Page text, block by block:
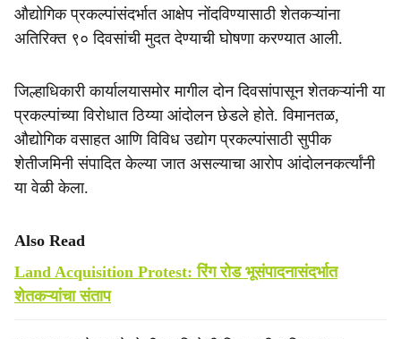
औद्योगिक प्रकल्पांसंदर्भात आक्षेप नोंदविण्यासाठी शेतकऱ्यांना
अतिरिक्त ९० दिवसांची मुदत देण्याची घोषणा करण्यात आली.
जिल्हाधिकारी कार्यालयासमोर मागील दोन दिवसांपासून शेतकऱ्यांनी या
प्रकल्पांच्या विरोधात ठिय्या आंदोलन छेडले होते. विमानतळ,
औद्योगिक वसाहत आणि विविध उद्योग प्रकल्पांसाठी सुपीक
शेतीजमिनी संपादित केल्या जात असल्याचा आरोप आंदोलनकर्त्यांनी
या वेळी केला.
Also Read
Land Acquisition Protest: रिंग रोड भूसंपादनासंदर्भात
शेतकऱ्यांचा संताप